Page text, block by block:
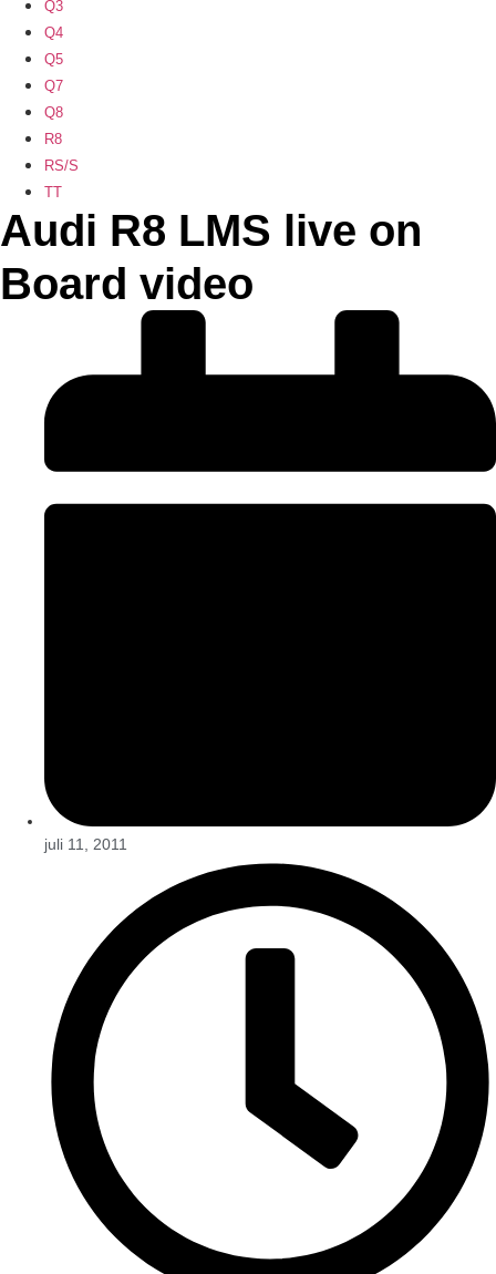
Q3
Q4
Q5
Q7
Q8
R8
RS/S
TT
Audi R8 LMS live on
Board video
juli 11, 2011